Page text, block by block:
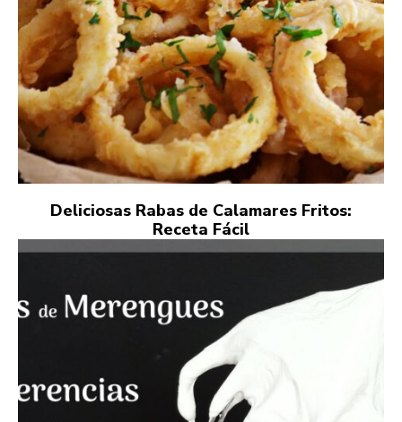
Deliciosas Rabas de Calamares Fritos:
Receta Fácil